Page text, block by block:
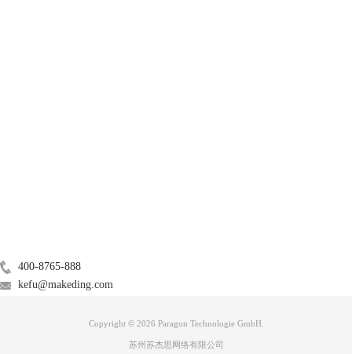
400-8765-888
kefu@makeding.com
Copyright © 2026 Paragon Technologie GmbH.
苏州苏杰思网络有限公司